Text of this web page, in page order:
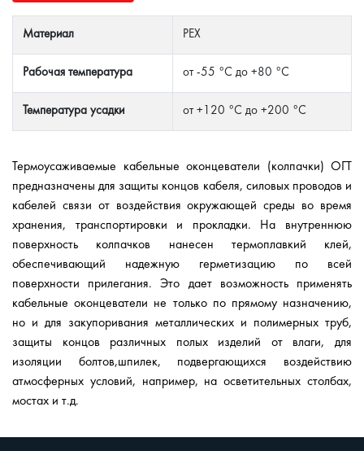
Материал РЕХ
Рабочая температура от -55 °C до +80 °C
Температура усадки от +120 °C до +200 °C
Термоусаживаемые кабельные оконцеватели (колпачки) ОГТ
предназначены для защиты концов кабеля, силовых проводов и
кабелей связи от воздействия окружающей среды во время
хранения, транспортировки и прокладки. На внутреннюю
поверхность колпачков нанесен термоплавкий клей,
обеспечивающий надежную герметизацию по всей
поверхности прилегания. Это дает возможность применять
кабельные оконцеватели не только по прямому назначению,
но и для закупоривания металлических и полимерных труб,
защиты концов различных полых изделий от влаги, для
изоляции болтов,шпилек, подвергающихся воздействию
атмосферных условий, например, на осветительных столбах,
мостах и т.д.